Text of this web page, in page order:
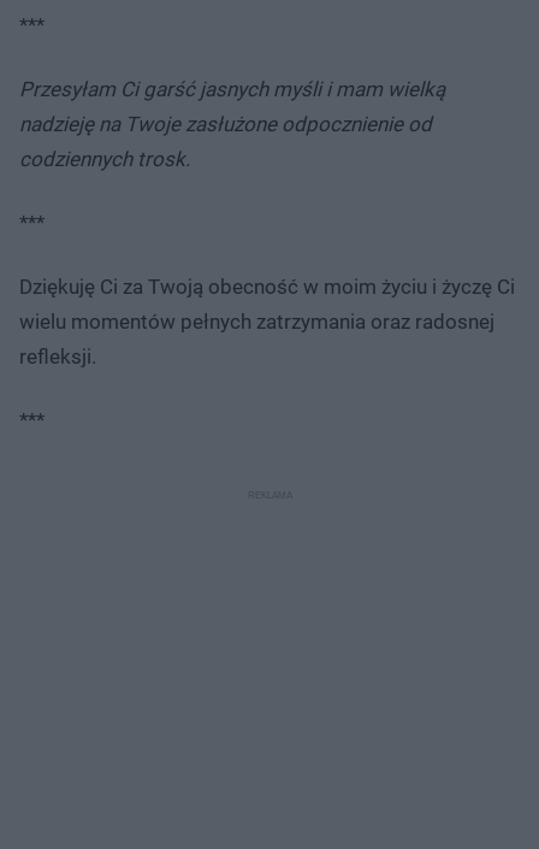
***
Przesyłam Ci garść jasnych myśli i mam wielką
nadzieję na Twoje zasłużone odpocznienie od
codziennych trosk.
***
Dziękuję Ci za Twoją obecność w moim życiu i życzę Ci
wielu momentów pełnych zatrzymania oraz radosnej
refleksji.
***